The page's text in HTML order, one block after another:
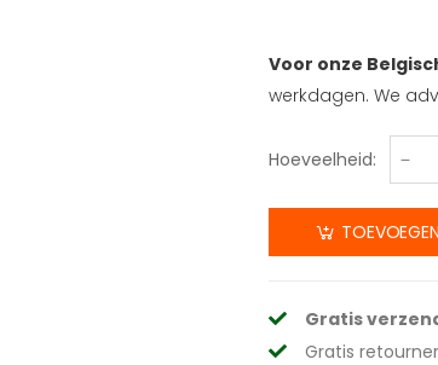
Voor onze
werkdagen. We
Hoeveelheid:
Gratis
Gratis